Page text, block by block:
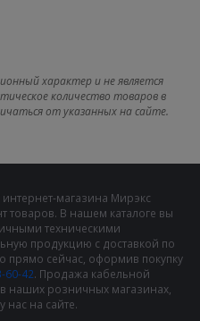
характер и не является
количество товаров в
от указанных на сайте.
магазина Мирэкс
товаров. В нашем каталоге вы
техническими
продукцию с доставкой по
прямо сейчас, оформив покупку
60-42. Продажа кабельной
наших розничных магазинах,
нас на сайте.